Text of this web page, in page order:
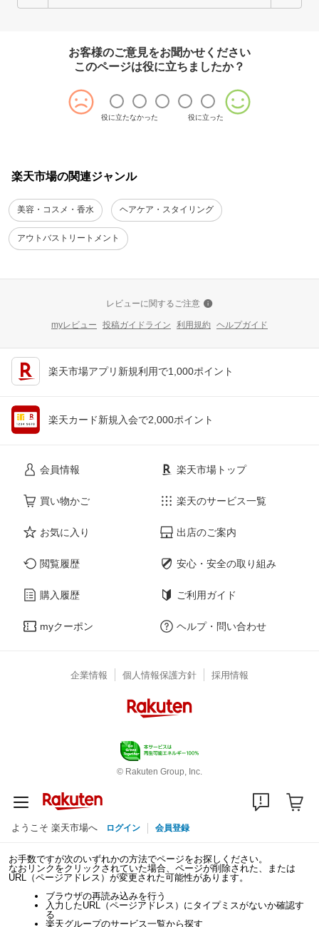
お客様のご意見をお聞かせください
このページは役に立ちましたか？
役に立たなかった 役に立った
楽天市場の関連ジャンル
美容・コスメ・香水 ヘアケア・スタイリング
アウトバストリートメント
レビューに関するご注意
myレビュー 投稿ガイドライン 利用規約 ヘルプガイド
楽天市場アプリ新規利用で1,000ポイント
楽天カード新規入会で2,000ポイント
会員情報
買い物かご
お気に入り
閲覧履歴
購入履歴
myクーポン
楽天市場トップ
楽天のサービス一覧
出店のご案内
安心・安全の取り組み
ご利用ガイド
ヘルプ・問い合わせ
企業情報 個人情報保護方針 採用情報
© Rakuten Group, Inc.
ようこそ 楽天市場へ ログイン 会員登録
お手数ですが次のいずれかの方法でページをお探しください。
なおリンクをクリックされていた場合、ページが削除された、または
URL（ページアドレス）が変更された可能性があります。
ブラウザの再読み込みを行う
入力したURL（ページアドレス）にタイプミスがないか確認す
る
楽天グループのサービス一覧から探す